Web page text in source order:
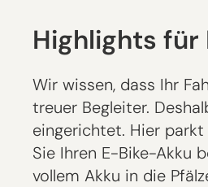
Highlights für
Wir wissen, dass Ihr
treuer Begleiter.
eingerichtet. Hier
Sie Ihren E-Bike-Akku
vollem Akku in die